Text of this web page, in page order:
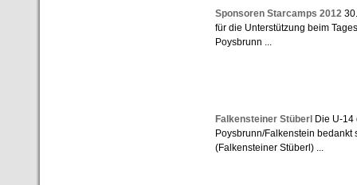
Sponsoren Starcamps 2012
für die Unterstützung beim
Poysbrunn ...
Falkensteiner Stüberl Die U-14
Poysbrunn/Falkenstein bedankt
(Falkensteiner Stüberl) ...